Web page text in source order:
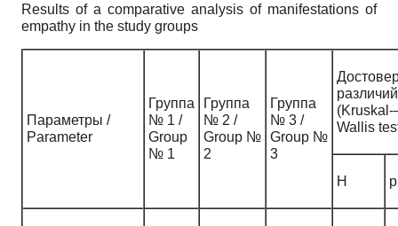
Results of a comparative analysis of manifestations of
empathy in the study groups
Параметры /
Parameter
Группа
№ 1 /
Group
№ 1
Группа
№ 2 /
Group №
2
Группа
№ 3 /
Group №
3
различий
Wallis
H p